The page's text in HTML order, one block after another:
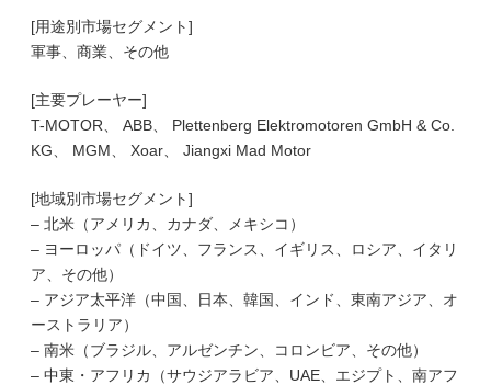
[用途別市場セグメント]
軍事、商業、その他
[主要プレーヤー]
T-MOTOR、 ABB、 Plettenberg Elektromotoren GmbH & Co.
KG、 MGM、 Xoar、 Jiangxi Mad Motor
[地域別市場セグメント]
– 北米（アメリカ、カナダ、メキシコ）
– ヨーロッパ（ドイツ、フランス、イギリス、ロシア、イタリ
ア、その他）
– アジア太平洋（中国、日本、韓国、インド、東南アジア、オ
ーストラリア）
– 南米（ブラジル、アルゼンチン、コロンビア、その他）
– 中東・アフリカ（サウジアラビア、UAE、エジプト、南アフ